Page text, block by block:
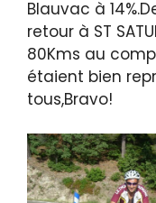
Blauvac à
retour à ST
80Kms au
étaient bien
tous,Bravo!